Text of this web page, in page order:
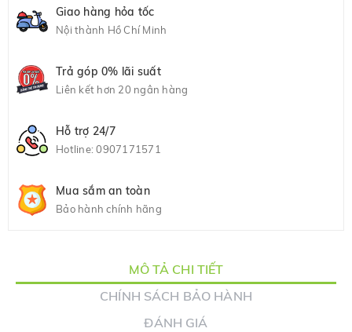
Giao hàng hỏa tốc
Nội thành Hồ Chí Minh
Trả góp 0% lãi suất
Liên kết hơn 20 ngân hàng
Hỗ trợ 24/7
Hotline:0907171571
Mua sắm an toàn
Bảo hành chính hãng
MÔ TẢ CHI TIẾT
CHÍNH SÁCH BẢO HÀNH
ĐÁNH GIÁ